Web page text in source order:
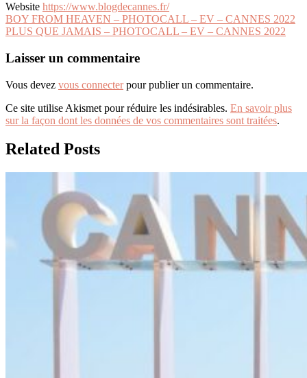
Website https://www.blogdecannes.fr/
Navigation
de
l’article
BOY FROM HEAVEN – PHOTOCALL – EV – CANNES 2022
PLUS QUE JAMAIS – PHOTOCALL – EV – CANNES 2022
Laisser un commentaire
Vous devez vous connecterpour publier un commentaire.
Ce site utilise Akismet pour réduire les indésirables. En savoir plus
sur la façon dont les données de vos commentaires sont traitées.
Related Posts